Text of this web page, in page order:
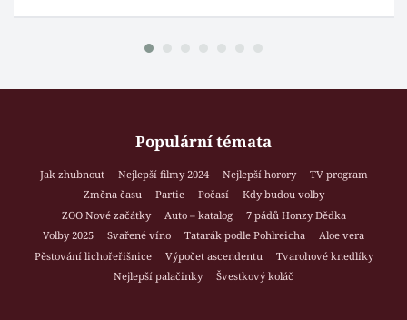
Populární témata
Jak zhubnout Nejlepší filmy 2024 Nejlepší horory
TV program
Změna času
Partie Počasí
Kdy budou volby
ZOO Nové začátky
Auto – katalog
7 pádů Honzy Dědka
Volby 2025
Svařené víno Tatarák podle Pohlreicha
Aloe vera
Pěstování lichořeřišnice
Výpočet ascendentu
Tvarohové knedlíky
Nejlepší palačinky
Švestkový koláč